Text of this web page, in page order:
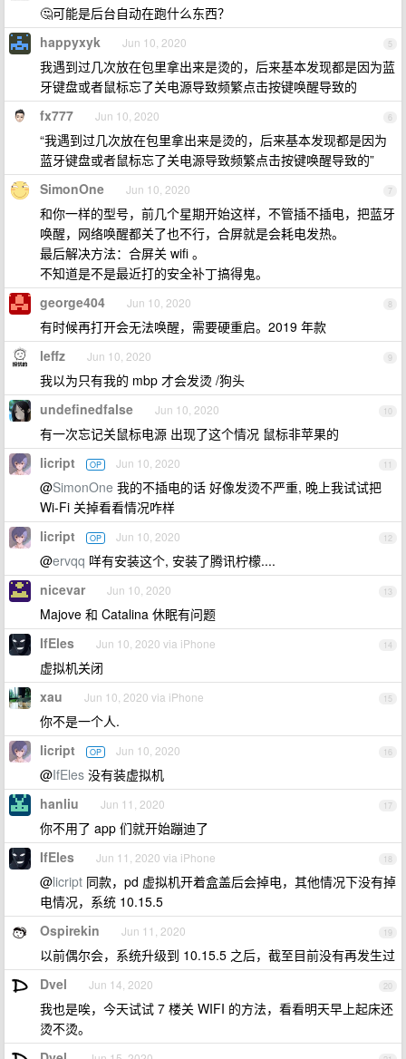
🤔可能是后台自动在跑什么东西？
5
happyxyk Jun 10, 2020
我遇到过几次放在包里拿出来是烫的，后来基本发现都是因为蓝
牙键盘或者鼠标忘了关电源导致频繁点击按键唤醒导致的
6
fx777 Jun 10, 2020
“我遇到过几次放在包里拿出来是烫的，后来基本发现都是因为
蓝牙键盘或者鼠标忘了关电源导致频繁点击按键唤醒导致的”
7
SimonOne Jun 10, 2020
和你一样的型号，前几个星期开始这样，不管插不插电，把蓝牙
唤醒，网络唤醒都关了也不行，合屏就是会耗电发热。
最后解决方法：合屏关 wifi 。
不知道是不是最近打的安全补丁搞得鬼。
8
george404 Jun 10, 2020
有时候再打开会无法唤醒，需要硬重启。2019 年款
9
leffz Jun 10, 2020
我以为只有我的 mbp 才会发烫 /狗头
10
undefinedfalse Jun 10, 2020
有一次忘记关鼠标电源 出现了这个情况 鼠标非苹果的
11
licript OP Jun 10, 2020
@SimonOne 我的不插电的话 好像发烫不严重, 晚上我试试把
Wi-Fi 关掉看看情况咋样
12
licript OP Jun 10, 2020
@ervqq 咩有安装这个, 安装了腾讯柠檬....
13
nicevar Jun 10, 2020
Majove 和 Catalina 休眠有问题
14
IfEles Jun 10, 2020 via iPhone
虚拟机关闭
15
xau Jun 10, 2020 via iPhone
你不是一个人.
16
licript OP Jun 10, 2020
@IfEles 没有装虚拟机
17
hanliu Jun 11, 2020
你不用了 app 们就开始蹦迪了
18
IfEles Jun 11, 2020 via iPhone
@licript 同款，pd 虚拟机开着盒盖后会掉电，其他情况下没有掉
电情况，系统 10.15.5
19
Ospirekin Jun 11, 2020
以前偶尔会，系统升级到 10.15.5 之后，截至目前没有再发生过
20
Dvel Jun 14, 2020
我也是唉，今天试试 7 楼关 WIFI 的方法，看看明天早上起床还
烫不烫。